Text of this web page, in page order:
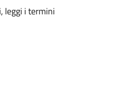
leggi i termini